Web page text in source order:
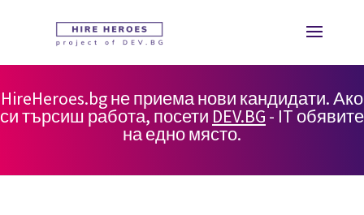
HireHeroes.bg не приема нови кандидати. Ако
си търсиш работа, посети DEV.BG - IT обявите
на едно място.